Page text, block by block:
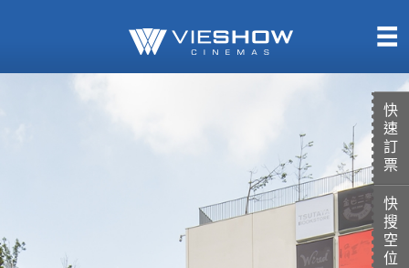
快
速
訂
票
快
搜
空
位
IMAX
影城餐飲